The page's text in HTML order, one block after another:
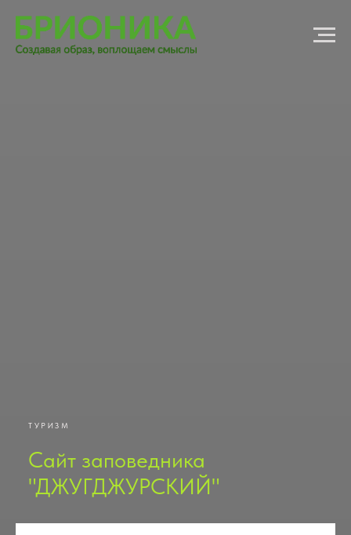
ТУРИЗМ
Cайт заповедника
"ДЖУГДЖУРСКИЙ"